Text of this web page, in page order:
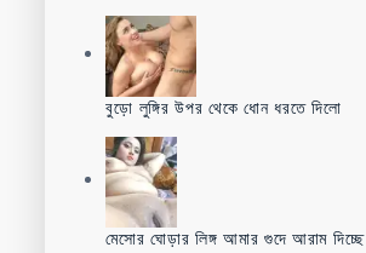
বুড়ো লুঙ্গির উপর থেকে ধোন ধরতে দিলো
মেসোর ঘোড়ার লিঙ্গ আমার গুদে আরাম দিচ্ছে